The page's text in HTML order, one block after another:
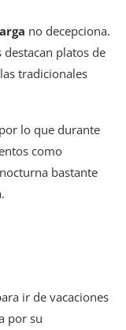
no decepciona.
destacan platos de
tradicionales
por lo que durante
como
bastante
ir de vacaciones
por su